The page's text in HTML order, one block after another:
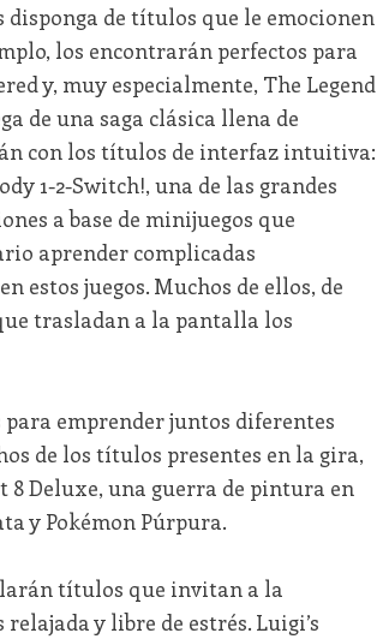
disponga de títulos que le emocionen
los encontrarán perfectos para
y, muy especialmente, The Legend
de una saga clásica llena de
con los títulos de interfaz intuitiva:
1-2-Switch!, una de las grandes
a base de minijuegos que
aprender complicadas
estos juegos. Muchos de ellos, de
trasladan a la pantalla los
emprender juntos diferentes
de los títulos presentes en la gira,
8 Deluxe, una guerra de pintura en
y Pokémon Púrpura.
títulos que invitan a la
y libre de estrés. Luigi’s